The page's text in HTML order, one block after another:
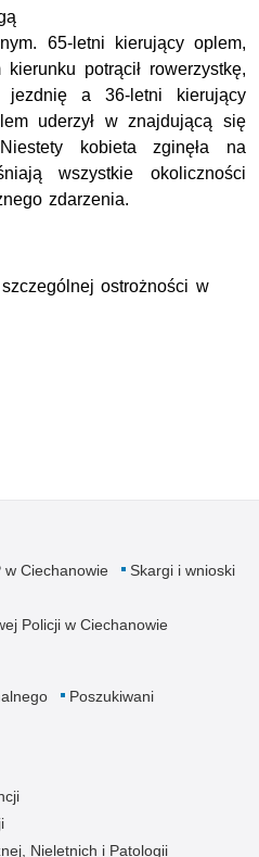
65-letni kierujący oplem,
potrącił rowerzystkę,
jezdnię a 36-letni kierujący
uderzył w znajdującą się
kobieta zginęła na
wszystkie okoliczności
zdarzenia.
ostrożności w
w Ciechanowie
Skargi i wnioski
Policji w Ciechanowie
Poszukiwani
Nieletnich i Patologii